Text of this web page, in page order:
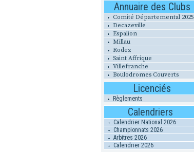
Annuaire des Clubs
Comité Départemental 2025
Decazeville
Espalion
Millau
Rodez
Saint Affrique
Villefranche
Boulodromes Couverts
Licenciés
Règlements
Calendriers
Calendrier National 2026
Championnats 2026
Arbitres 2026
Calendrier 2026